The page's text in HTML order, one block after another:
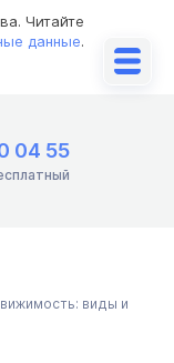
Читайте
данные.
04 55
виды и